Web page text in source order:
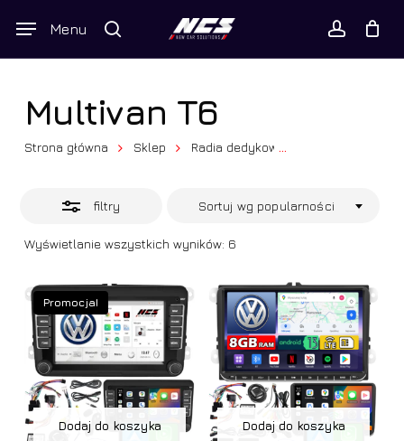
Wyszukiwarka
produktów
search account
Menu
Twój koszyk Close
Multivan T6
Strona główna Sklep Radia dedykowane ...
filtry
Wyświetlanie wszystkich wyników: 6Posortowane
Sortuj wg popularności
Close
Promocja!
Dodaj do koszyka Dodaj do koszyka